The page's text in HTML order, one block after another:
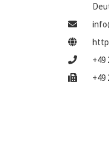
+49
+49